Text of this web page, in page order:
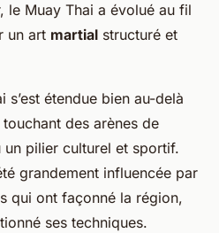
le Muay Thai a évolué au fil
un art martial structuré et
s’est étendue bien au-delà
des arènes de
pilier culturel et sportif.
grandement influencée par
qui ont façonné la région,
ses techniques.